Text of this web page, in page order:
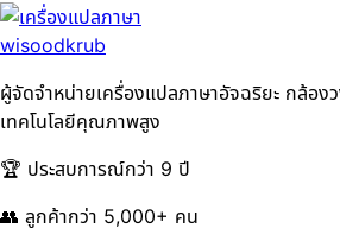
ผู้จัดจำหน่ายเครื่องแปลภาษาอัจฉริยะ กล้อ
เทคโนโลยีคุณภาพสูง
🏆 ประสบการณ์กว่า 9 ปี
👥 ลูกค้ากว่า 5,000+ คน